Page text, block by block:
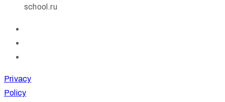
school.ru
Privacy
Policy